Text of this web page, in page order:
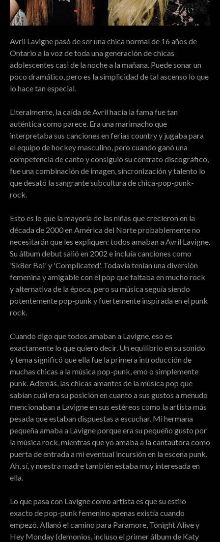
Avril Lavigne pasó de ser una chica normal de 16 años de
Ontario a la voz de toda una generación de chicas
adolescentes casi de la noche a la mañana. Puede sonar un
poco dramático, pero es la simplicidad de tal ascenso lo que
lo hace tan especial.
Literalmente, la caída de Avril hacia la fama fue tan
auténtica como parece. Era una marimacho que
interpretaba sus canciones en ferias country y jugaba para
el equipo de hockey masculino, pero cuando ganó una
competencia de canto y consiguió su contrato discográfico,
fue una combinación de imagen, sincronización y talento lo
que desató la sangrante subcultura de chica-pop-punk-
rock.
Esto es lo que la mayoría de las niñas que crecieron en la
década de 2000 en América del Norte probablemente no
necesitarán que les expliquen: todos amaban a Avril Lavigne.
Su álbum debut salió en 2002 e incluía canciones como
'Sk8er Boi' y 'Complicated'. Todavía tenían una diversión
femenina y amigable con el pop que faltaba en mucho rock
y alternativa de la época, pero su música seguía siendo
potentemente pop-punk y fuertemente inspirada en el punk
rock.
Cuando digo que todos amaban a Lavigne, eso es
exactamente lo que quiero decir. Un equilibrio en su sonido
y tema significó que ella fue la primera introducción de
muchas chicas a la música pop-punk, emo o simplemente
punk. Además, las chicas amantes de la música pop que
sabían cuál era su posición en cuanto a sus gustos a menudo
mencionaban a Lavigne en sus estéreos como la artista más
pesada que estaban dispuestas a escuchar. Mi hermana
pequeña amaba a Lavigne porque era su pequeño gusto por
la música rock, mientras que yo amaba a la cantautora como
puerta de entrada a mi eventual incursión en la escena punk.
Ah, sí, y nuestra madre también estaba muy interesada en
ella.
Lo que pasa con Lavigne como artista es que su estilo
exacto de pop-punk femenino apenas existía cuando
empezó. Allanó el camino para Paramore, Tonight Alive y
Hey Monday (demonios, incluso el primer álbum de Katy